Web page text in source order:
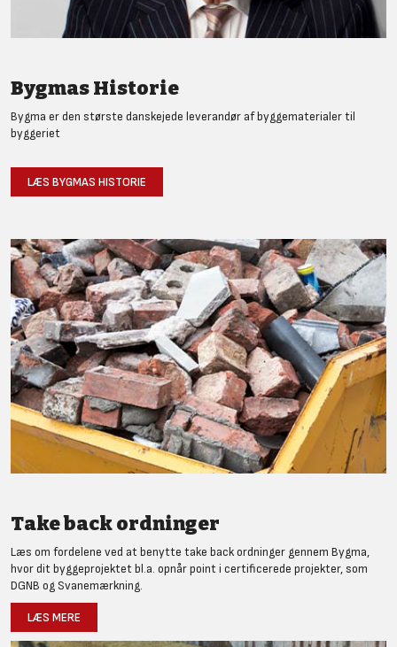
Bygmas Historie
Bygma er den største danskejede leverandør af byggematerialer til
byggeriet
LÆS BYGMAS HISTORIE
Take back ordninger
Læs om fordelene ved at benytte take back ordninger gennem Bygma,
hvor dit byggeprojektet bl.a. opnår point i certificerede projekter, som
DGNB og Svanemærkning.
LÆS MERE